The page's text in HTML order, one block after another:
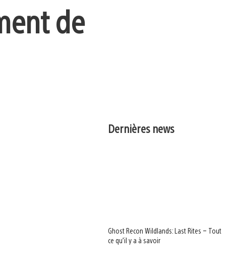
de
Dernières news
Ghost Recon Wildlands: Last Rites – Tout
ce qu’il y a à savoir